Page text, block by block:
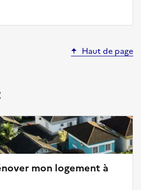
Haut de page
mon logement à